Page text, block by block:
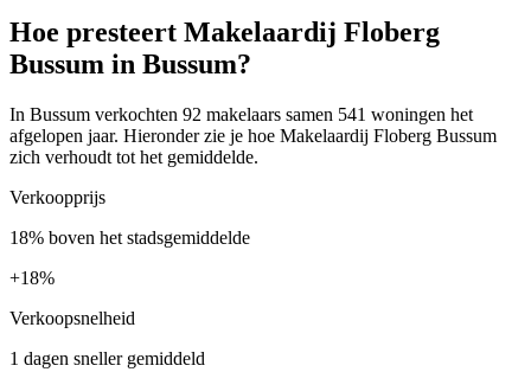
Hoe presteert Makelaardij Floberg
Bussum in Bussum?
In Bussum verkochten 92 makelaars samen 541 woningen het
afgelopen jaar. Hieronder zie je hoe Makelaardij Floberg Bussum
zich verhoudt tot het gemiddelde.
Verkoopprijs
18% boven het stadsgemiddelde
+18%
Verkoopsnelheid
1 dagen sneller gemiddeld